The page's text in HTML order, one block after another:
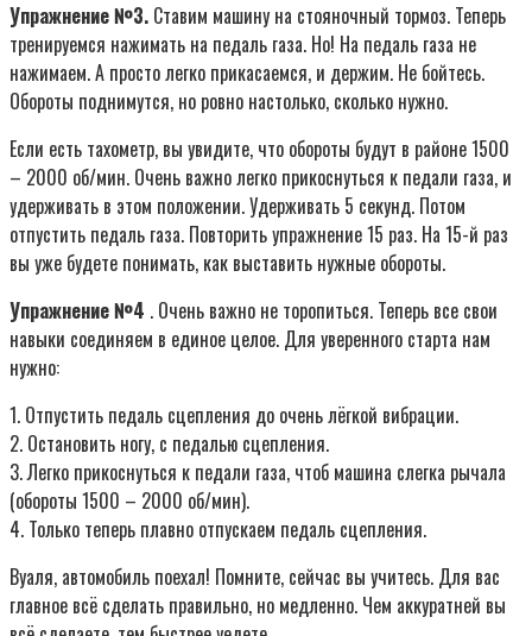
Упражнение №3. Ставим машину на стояночный тормоз. Теперь
тренируемся нажимать на педаль газа. Но! На педаль газа не
нажимаем. А просто легко прикасаемся, и держим. Не бойтесь.
Обороты поднимутся, но ровно настолько, сколько нужно.
Если есть тахометр, вы увидите, что обороты будут в районе 1500
– 2000 об/мин. Очень важно легко прикоснуться к педали газа, и
удерживать в этом положении. Удерживать 5 секунд. Потом
отпустить педаль газа. Повторить упражнение 15 раз. На 15-й раз
вы уже будете понимать, как выставить нужные обороты.
Упражнение №4 . Очень важно не торопиться. Теперь все свои
навыки соединяем в единое целое. Для уверенного старта нам
нужно:
1. Отпустить педаль сцепления до очень лёгкой вибрации.
2. Остановить ногу, с педалью сцепления.
3. Легко прикоснуться к педали газа, чтоб машина слегка рычала
(обороты 1500 – 2000 об/мин).
4. Только теперь плавно отпускаем педаль сцепления.
Вуаля, автомобиль поехал! Помните, сейчас вы учитесь. Для вас
главное всё сделать правильно, но медленно. Чем аккуратней вы